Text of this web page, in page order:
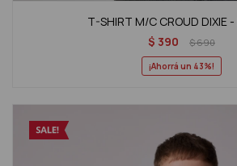
T-SHIRT M/C CROUD DIXIE
$ 390 $690
43